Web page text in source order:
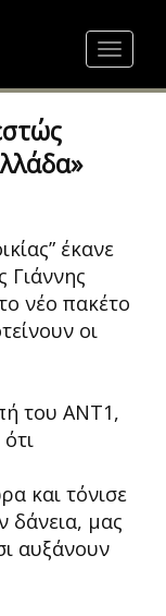
Toggle
έκανε
Γιάννης
νέο πακέτο
οι
του ΑΝΤ1,
και τόνισε
δάνεια, μας
αυξάνουν